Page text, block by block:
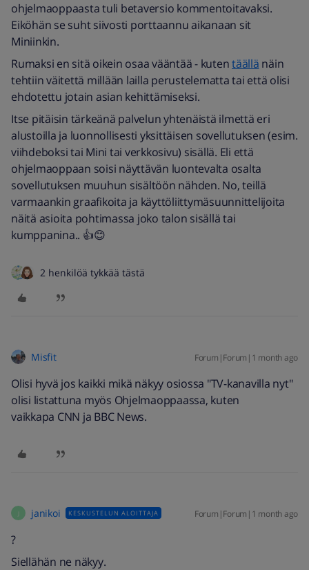
ohjelmaoppaasta tuli betaversio kommentoitavaksi.
Eiköhän se suht siivosti porttaannu aikanaan sit
Miniinkin.
Rumaksi en sitä oikein osaa vääntää - kutentäällä näin
tehtiin väitettä millään lailla perustelematta tai että olisi
ehdotettu jotain asian kehittämiseksi.
Itse pitäisin tärkeänä palvelun yhtenäistä ilmettä eri
alustoilla ja luonnollisesti yksittäisen sovellutuksen (esim.
viihdeboksi tai Mini tai verkkosivu) sisällä. Eli että
ohjelmaoppaan soisi näyttävän luontevalta osalta
sovellutuksen muuhun sisältöön nähden. No, teillä
varmaankin graafikoita ja käyttöliittymäsuunnittelijoita
näitä asioita pohtimassa joko talon sisällä tai
kumppanina.. 👍😊
2 henkilöä tykkää tästä
Misfit Forum|Forum|1 month ago
Olisi hyvä jos kaikki mikä näkyy osiossa "TV-kanavilla nyt"
olisi listattuna myös Ohjelmaoppaassa, kuten
vaikkapa CNN ja BBC News.
janikoi KESKUSTELUN ALOITTAJA Forum|Forum|1 month ago
?
Siellähän ne näkyy.